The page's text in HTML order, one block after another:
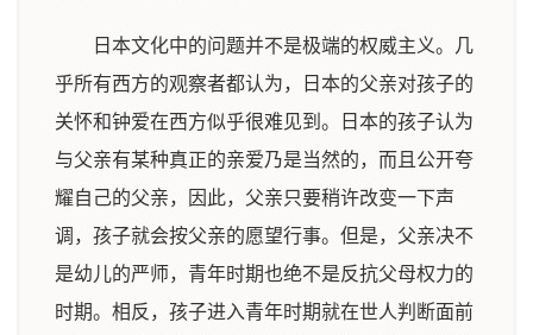
日本文化中的问题并不是极端的权威主义。几
乎所有西方的观察者都认为，日本的父亲对孩子的
关怀和钟爱在西方似乎很难见到。日本的孩子认为
与父亲有某种真正的亲爱乃是当然的，而且公开夸
耀自己的父亲，因此，父亲只要稍许改变一下声
调，孩子就会按父亲的愿望行事。但是，父亲决不
是幼儿的严师，青年时期也绝不是反抗父母权力的
时期。相反，孩子进入青年时期就在世人判断面前